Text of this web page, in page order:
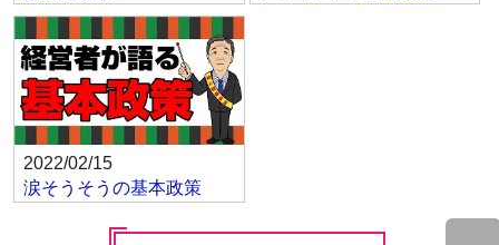
2022/02/15
涙そうそうの基本政策